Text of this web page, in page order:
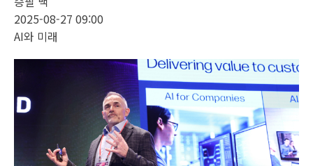
2025-08-27 09:00
AI와 미래